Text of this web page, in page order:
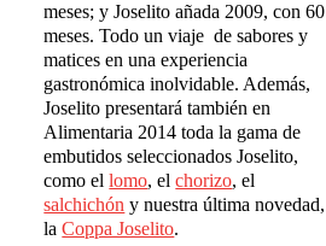
meses; y Joselito añada 2009, con 60
meses. Todo un viaje de sabores y
matices en una experiencia
gastronómica inolvidable. Además,
Joselito presentará también en
Alimentaria 2014 toda la gama de
embutidos seleccionados Joselito,
como ellomo, elchorizo, el
salchichón y nuestra última novedad,
laCoppa Joselito.